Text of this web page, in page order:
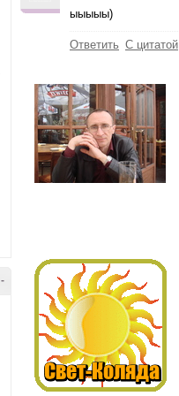
-
ыыыыы)
Ответить С цитатой